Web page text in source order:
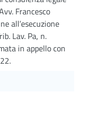
Francesco
all’esecuzione
Lav. Pa, n.
in appello con